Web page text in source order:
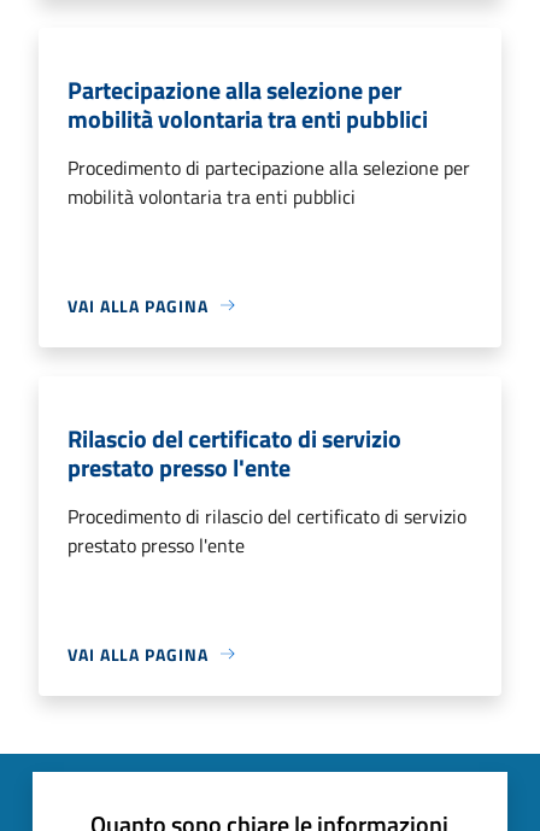
Partecipazione alla selezione per
mobilità volontaria tra enti pubblici
Procedimento di partecipazione alla selezione per
mobilità volontaria tra enti pubblici
VAI ALLA PAGINA
Rilascio del certificato di servizio
prestato presso l'ente
Procedimento di rilascio del certificato di servizio
prestato presso l'ente
VAI ALLA PAGINA